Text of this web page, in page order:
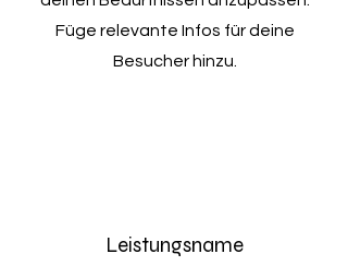
Füge relevante Infos für deine
Besucher hinzu.
Leistungsname